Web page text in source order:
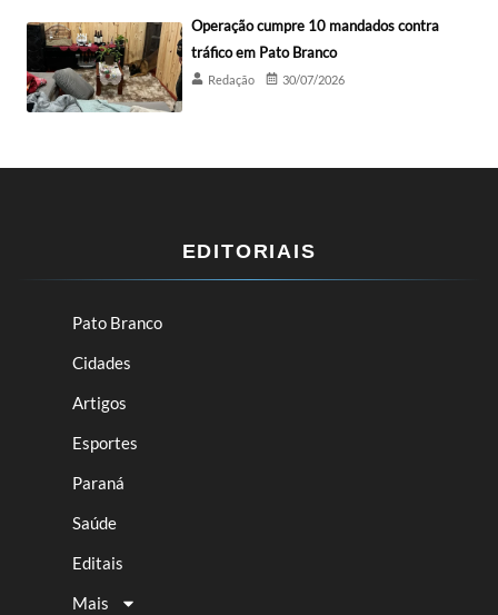
Operação cumpre 10 mandados contra
tráfico em Pato Branco
Redação 30/07/2026
EDITORIAIS
Pato Branco
Cidades
Artigos
Esportes
Paraná
Saúde
Editais
Mais